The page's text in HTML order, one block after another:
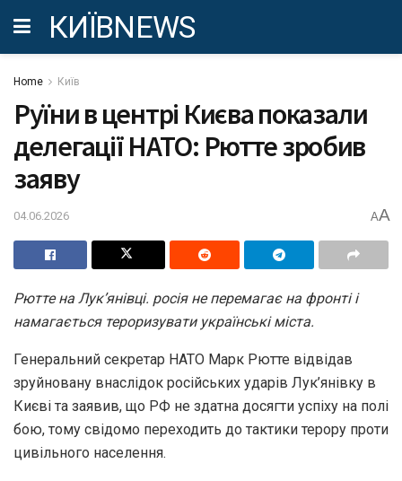
КИЇВNEWS
Home Київ
Руїни в центрі Києва показали
делегації НАТО: Рютте зробив
заяву
04.06.2026 AA
Рютте на Лук’янівці. росія не перемагає на фронті і
намагається тероризувати українські міста.
Генеральний секретар НАТО Марк Рютте відвідав
зруйновану внаслідок російських ударів Лук’янівку в
Києві та заявив, що РФ не здатна досягти успіху на полі
бою, тому свідомо переходить до тактики терору проти
цивільного населення.